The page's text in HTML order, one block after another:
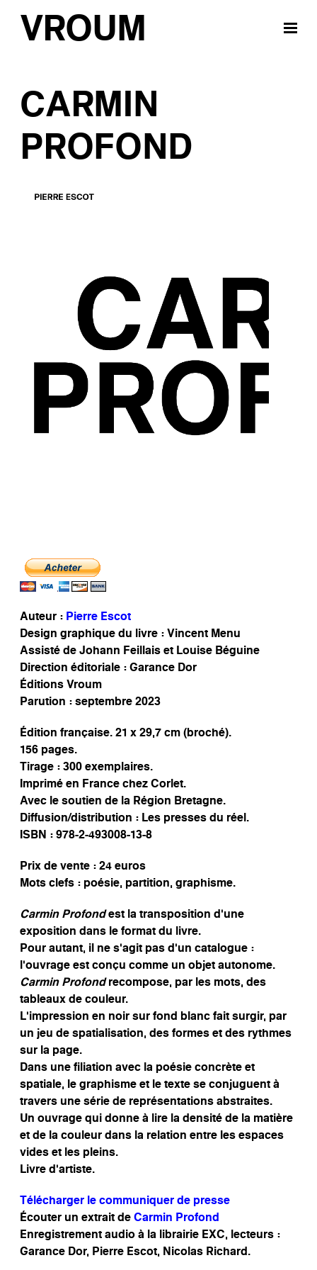
VROUM
CARMIN
PROFOND
Auteur :Pierre Escot
Design graphique du livre : Vincent Menu
Assisté de Johann Feillais et Louise Béguine
Direction éditoriale : Garance Dor
Éditions Vroum
Parution : septembre 2023
Édition française. 21 x 29,7 cm (broché).
156 pages.
Tirage : 300 exemplaires.
Imprimé en France chez Corlet.
Avec le soutien de la Région Bretagne.
Diffusion/distribution : Les presses du réel.
ISBN : 978-2-493008-13-8
Prix de vente : 24 euros
Mots clefs : poésie, partition, graphisme.
Carmin Profondest la transposition d’une
exposition dans le format du livre.
Pour autant, il ne s’agit pas d’un catalogue :
l’ouvrage est conçu comme un objet autonome.
Carmin Profondrecompose, par les mots, des
tableaux de couleur.
L’impression en noir sur fond blanc fait surgir, par
un jeu de spatialisation, des formes et des rythmes
sur la page.
Dans une filiation avec la poésie concrète et
spatiale, le graphisme et le texte se conjuguent à
travers une série de représentations abstraites.
Un ouvrage qui donne à lire la densité de la matière
et de la couleur dans la relation entre les espaces
vides et les pleins.
Livre d’artiste.
Télécharger le communiquer de presse
Écouter un extrait deCarmin Profond
Enregistrement audio à la librairie EXC, lecteurs :
Garance Dor, Pierre Escot, Nicolas Richard.